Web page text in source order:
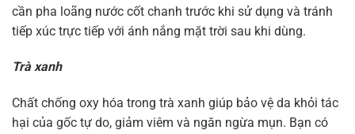
cần pha loãng nước cốt chanh trước khi sử dụng và tránh
tiếp xúc trực tiếp với ánh nắng mặt trời sau khi dùng.
Trà xanh
Chất chống oxy hóa trong trà xanh giúp bảo vệ da khỏi tác
hại của gốc tự do, giảm viêm và ngăn ngừa mụn. Bạn có